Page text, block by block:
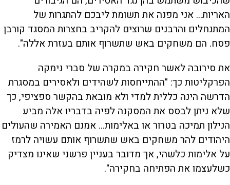
האריות... אני מפנה את תשומת ליבכם להתגרות של
המתנחלים והרבנים שרוצים להקריב בחצרות המסגד קורבן
פסח. הם משחקים באש שתשרוף אותם בעזרת אללה".
את סירובה לאשר חקירה במקרה של סברי נימקה
הפרקליטות כך: "ההתייחסות לשהידים ולאסירים במסגרת
הדרשה הינה כללית למדי ולא מובאת בהקשר ספציפי, כך
שלא ניתן לבסס את המסקנה לפיה בדבריו אלה מביע
הנילון תמיכה בטרור או באלימות... אמנם האמירה שהעולים
היהודים להר משחקים באש שתשרוף אותם עשויה לרמז
על אלימות כלשהי, אך מדובר בעניין פרשני שאינו מצדיק
כשלעצמו את הפתיחה בחקירה".